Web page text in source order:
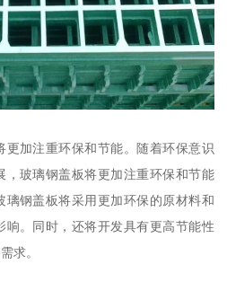
更加注重环保和节能。随着环保意识
，玻璃钢盖板将更加注重环保和节能
璃钢盖板将采用更加环保的原材料和
响。同时，还将开发具有更高节能性
求。